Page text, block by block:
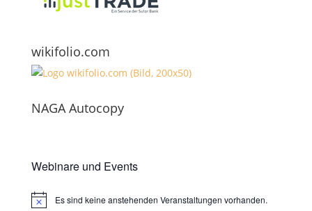
wikifolio.com
NAGA Autocopy
Webinare und Events
HinweisEs sind keine anstehenden Veranstaltungen vorhanden.